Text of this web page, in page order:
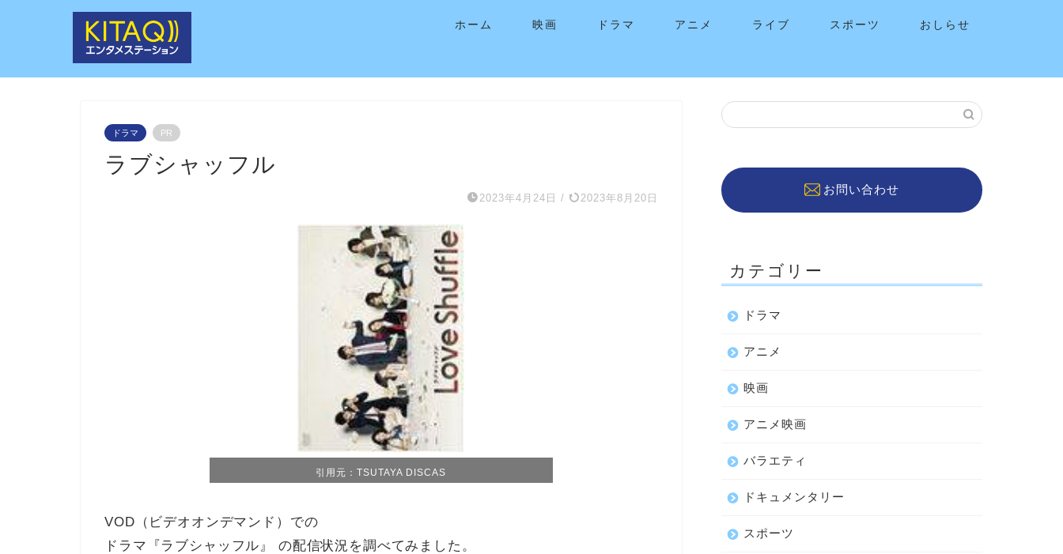
ホーム 映画 ドラマ アニメ ライブ スポーツ おしらせ
ドラマ PR
ラブシャッフル
2023年4月24日 / 2023年8月20日
引用元：TSUTAYA DISCAS
VOD（ビデオオンデマンド）での
ドラマ『ラブシャッフル』 の配信状況を調べてみました。
お問い合わせ
カテゴリー
ドラマ
アニメ
映画
アニメ映画
バラエティ
ドキュメンタリー
スポーツ